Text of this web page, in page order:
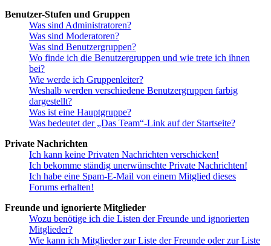
Benutzer-Stufen und Gruppen
Was sind Administratoren?
Was sind Moderatoren?
Was sind Benutzergruppen?
Wo finde ich die Benutzergruppen und wie trete ich ihnen
bei?
Wie werde ich Gruppenleiter?
Weshalb werden verschiedene Benutzergruppen farbig
dargestellt?
Was ist eine Hauptgruppe?
Was bedeutet der „Das Team“-Link auf der Startseite?
Private Nachrichten
Ich kann keine Privaten Nachrichten verschicken!
Ich bekomme ständig unerwünschte Private Nachrichten!
Ich habe eine Spam-E-Mail von einem Mitglied dieses
Forums erhalten!
Freunde und ignorierte Mitglieder
Wozu benötige ich die Listen der Freunde und ignorierten
Mitglieder?
Wie kann ich Mitglieder zur Liste der Freunde oder zur Liste